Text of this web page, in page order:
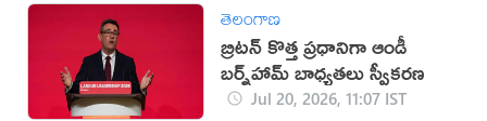
తెలంగాణ
బ్రిటన్ కొత్త ప్రధానిగా ఆండీ
బర్న్‌హామ్ బాధ్యతలు స్వీకరణ
Jul 20, 2026, 11:07 IST